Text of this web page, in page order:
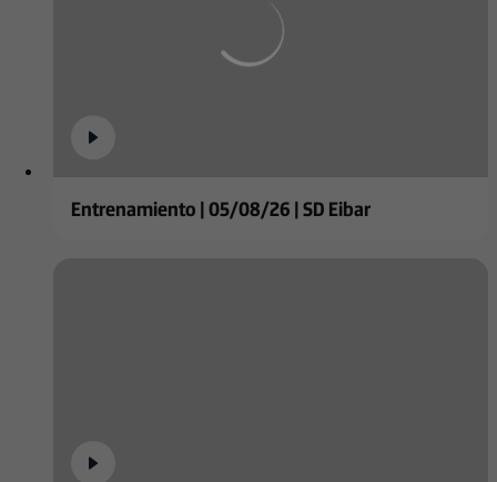
Entrenamiento | 05/08/26 | SD Eibar